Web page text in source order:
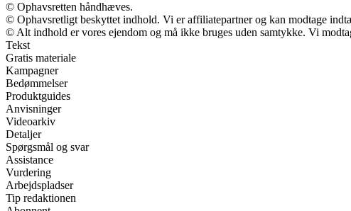
© Ophavsretten håndhæves.
© Ophavsretligt beskyttet indhold. Vi er affiliatepartner og kan modtage
© Alt indhold er vores ejendom og må ikke bruges uden samtykke. Vi
Tekst
Gratis materiale
Kampagner
Bedømmelser
Produktguides
Anvisninger
Videoarkiv
Detaljer
Spørgsmål og svar
Assistance
Vurdering
Arbejdspladser
Tip redaktionen